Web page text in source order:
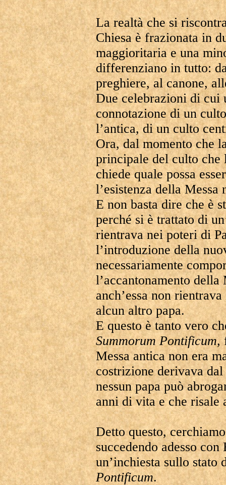
La realtà che si
Chiesa è frazionata in
maggioritaria e una
differenziano in tutto:
preghiere, al canone,
Due celebrazioni di cui
connotazione di un
l’antica, di un culto
Ora, dal momento che
principale del culto che
chiede quale possa
l’esistenza della Messa
E non basta dire che è
perché si è trattato di
rientrava nei poteri di
l’introduzione della
necessariamente
l’accantonamento della
anch’essa non
alcun altro papa.
E questo è tanto vero
Summorum Pontificum,
Messa antica non era
costrizione derivava
nessun papa può
anni di vita e che risale
Detto questo,
succedendo adesso
un’inchiesta sullo
Pontificum.